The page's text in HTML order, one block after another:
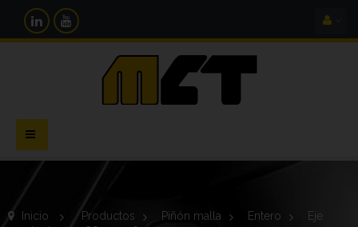
Navegación
Toggle
Inicio > Productos > Piñón malla > Entero >
Eje